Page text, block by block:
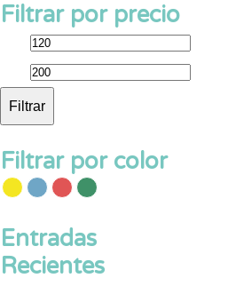
Filtrar por precio
Precio
mínimo
Filtrar
Filtrar por color
Entradas
Recientes